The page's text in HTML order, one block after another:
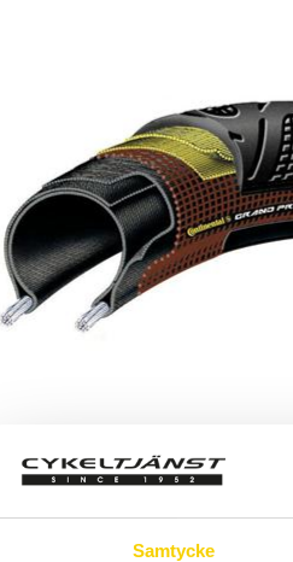
Samtycke